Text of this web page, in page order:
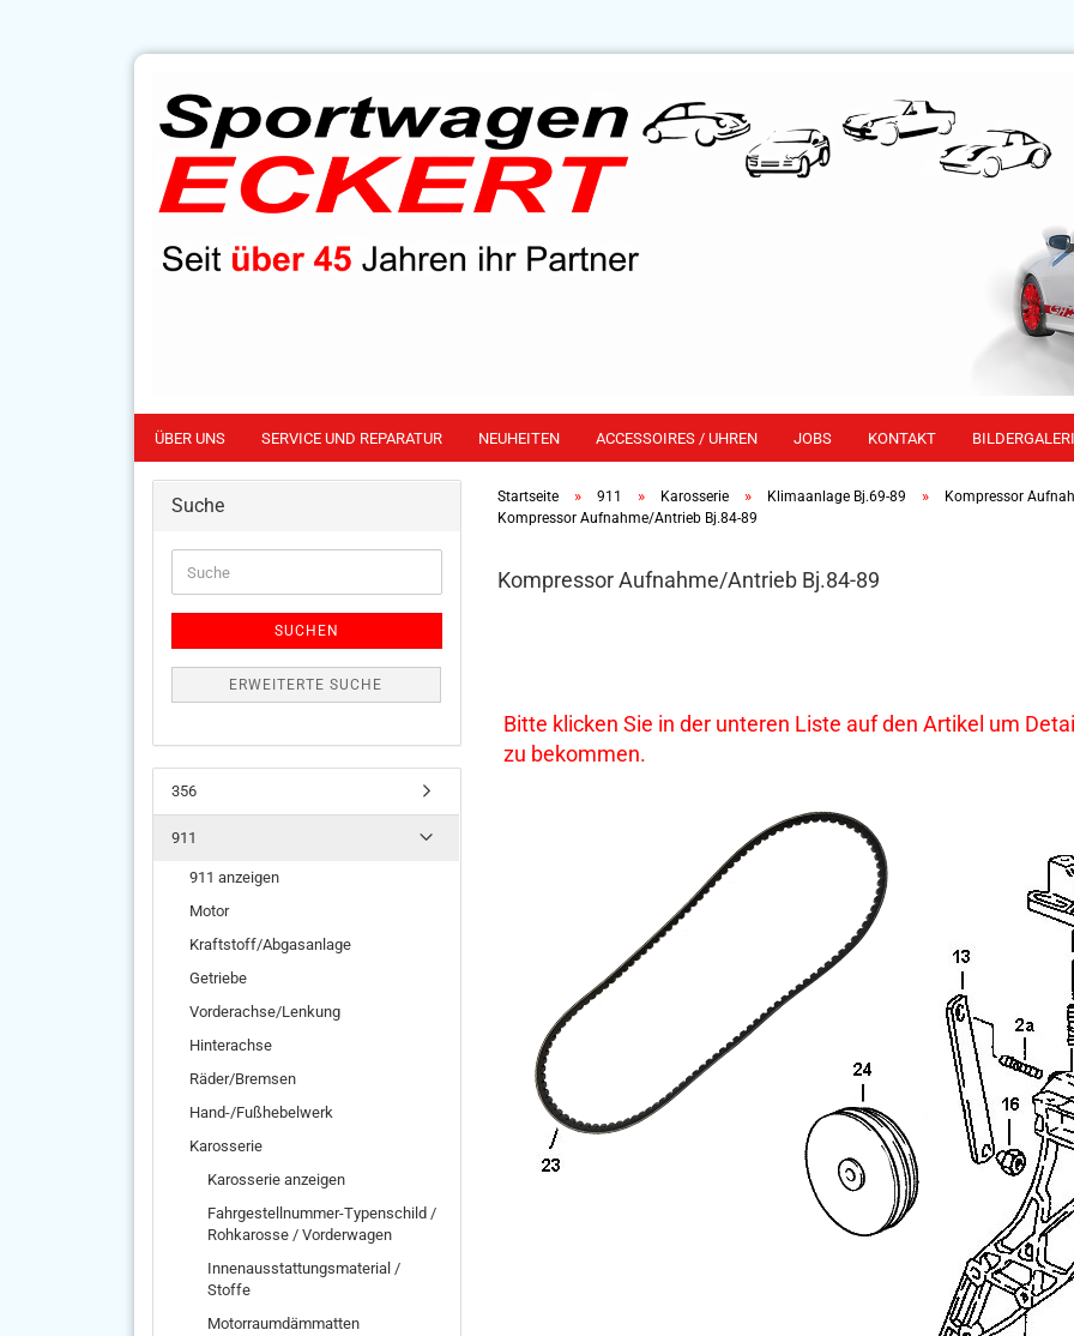
ÜBER UNS SERVICE UND REPARATUR NEUHEITEN ACCESSOIRES / UHREN JOBS KONTAKT
Startseite » 911 » Karosserie » Klimaanlage Bj.69-89 »
Kompressor
Kompressor Aufnahme/Antrieb Bj.84-89
Kompressor Aufnahme/Antrieb Bj.84-89
Bitte klicken Sie in der unteren Liste auf den Artikel um
zu bekommen.
Suche
SUCHEN
ERWEITERTE SUCHE
356
911
911 anzeigen
Motor
Kraftstoff/Abgasanlage
Getriebe
Vorderachse/Lenkung
Hinterachse
Räder/Bremsen
Hand-/Fußhebelwerk
Karosserie
Karosserie anzeigen
Fahrgestellnummer-Typenschild /
Rohkarosse / Vorderwagen
Innenausstattungsmaterial /
Stoffe
Motorraumdämmatten